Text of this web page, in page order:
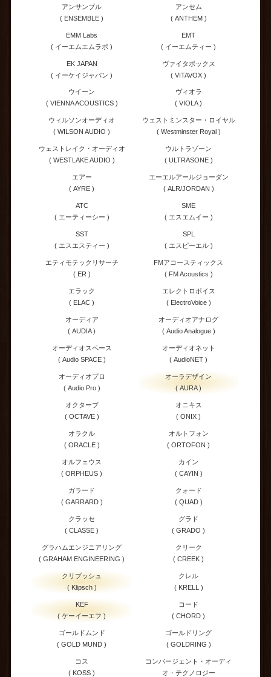
アンサンブル
( ENSEMBLE )
アンセム
( ANTHEM )
EMM Labs
( イーエムエムラボ )
EMT
( イーエムティー )
EK JAPAN
( イーケイジャパン )
ヴァイタボックス
( VITAVOX )
ウイーン
( VIENNA ACOUSTICS )
ヴィオラ
( VIOLA )
ウィルソンオーディオ
( WILSON AUDIO )
ウェストミンスター・ロイヤル
( Westminster Royal )
ウェストレイク・オーディオ
( WESTLAKE AUDIO )
ウルトラゾーン
( ULTRASONE )
エアー
( AYRE )
エーエルアールジョーダン
( ALR/JORDAN )
ATC
( エーティーシー )
SME
( エスエムイー )
SST
( エスエスティー )
SPL
( エスピーエル )
エティモテックリサーチ
( ER )
FMアコースティックス
( FM Acoustics )
エラック
( ELAC )
エレクトロボイス
( ElectroVoice )
オーディア
( AUDIA )
オーディオアナログ
( Audio Analogue )
オーディオスペース
( Audio SPACE )
オーディオネット
( AudioNET )
オーディオプロ
( Audio Pro )
オーラデザイン
( AURA )
オクターブ
( OCTAVE )
オニキス
( ONIX )
オラクル
( ORACLE )
オルトフォン
( ORTOFON )
オルフェウス
( ORPHEUS )
カイン
( CAYIN )
ガラード
( GARRARD )
クォード
( QUAD )
クラッセ
( CLASSE )
グラド
( GRADO )
グラハムエンジニアリング
( GRAHAM ENGINEERING )
クリーク
( CREEK )
クリプッシュ
( Klipsch )
クレル
( KRELL )
KEF
( ケーイーエフ )
コード
( CHORD )
ゴールドムンド
( GOLD MUND )
ゴールドリング
( GOLDRING )
コス
( KOSS )
コンバージェント・オーディ
オ・テクノロジー